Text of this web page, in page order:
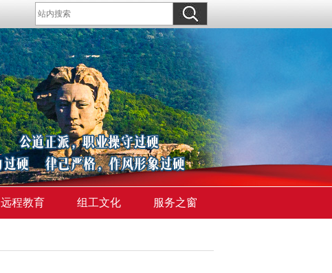
远程教育 组工文化 服务之窗